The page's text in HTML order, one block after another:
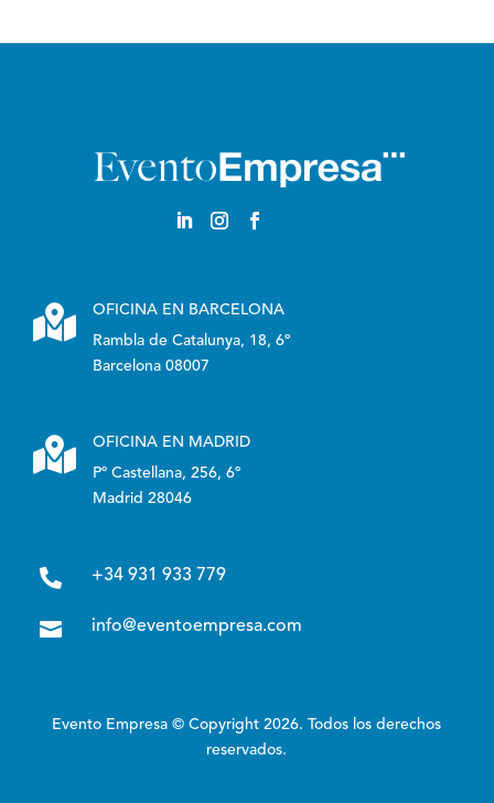

OFICINA EN BARCELONA
Rambla de Catalunya, 18, 6º
Barcelona 08007

OFICINA EN MADRID
Pº Castellana, 256, 6º
Madrid 28046
 +34 931 933 779
 info@eventoempresa.com
Evento Empresa © Copyright 2026. Todos los derechos
reservados.